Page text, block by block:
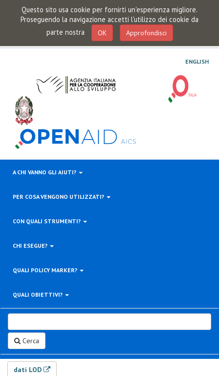
Questo sito usa cookie per fornirti un'esperienza migliore.
Proseguendo la navigazione accetti l'utilizzo dei cookie da
parte nostra
OK Approfondisci
ENGLISH
A CHI VANNO GLI AIUTI?
PER COSA VENGONO UTILIZZATI?
CON QUALI STRUMENTI?
CHI ESEGUE?
QUALI POLICY MARKER?
QUALI OBIETTIVI?
Cerca
dati LOD